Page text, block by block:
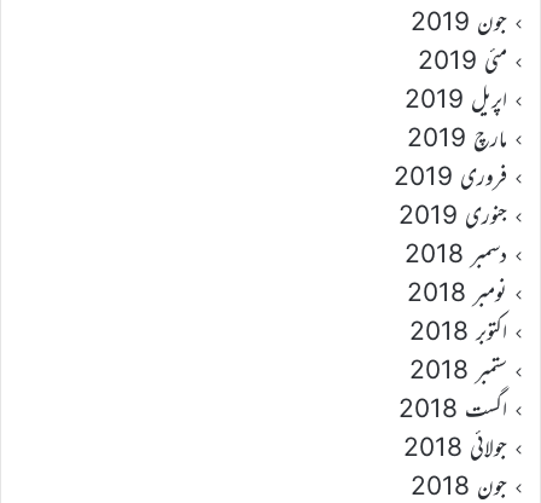
جون 2019
مئی 2019
اپریل 2019
مارچ 2019
فروری 2019
جنوری 2019
دسمبر 2018
نومبر 2018
اکتوبر 2018
ستمبر 2018
اگست 2018
جولائی 2018
جون 2018